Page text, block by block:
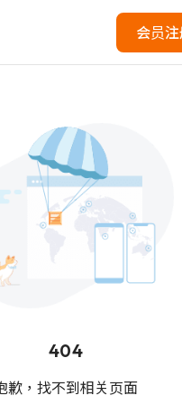
会员
404
歉，找不到相关页面